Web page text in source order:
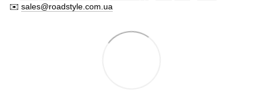
✉️ sales@roadstyle.com.ua